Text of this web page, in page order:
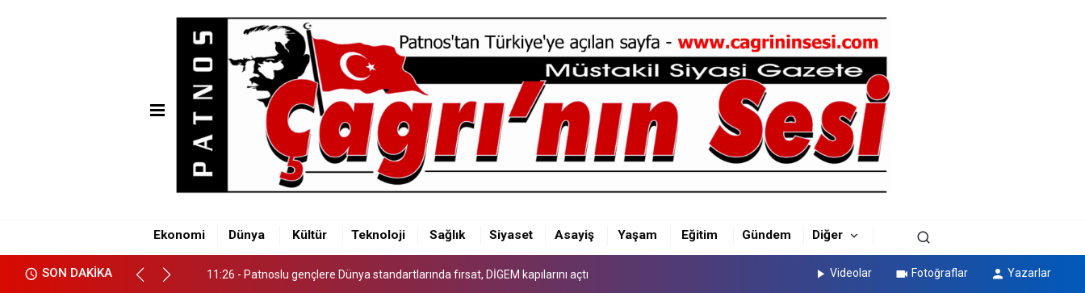
Ekonomi Dünya Kültür Teknoloji Sağlık Siyaset Asayiş Yaşam Eğitim Gündem Diğer
SON DAKİKA
11:26 - Patnoslu gençlere Dünya standartlarında fırsat, DİGEM kapılarını açtı
11:26 - Patnoslu gençlere Dünya standartlarında fırsat, DİGEM kapılarını açtı Videolar Fotoğraflar Yazarlar